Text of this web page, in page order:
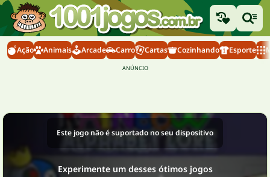
Ação Animais Arcade Carro Cartas Cozinhando Esporte
Este jogo não é suportado no seu dispositivo
Experimente um desses ótimos jogos